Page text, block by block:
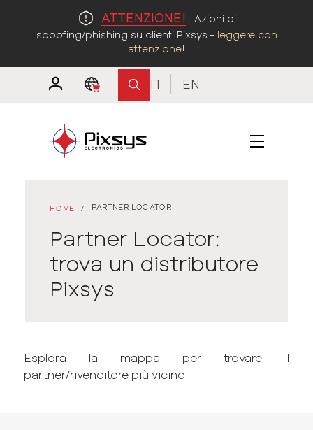
ATTENZIONE!
Azioni di
spoofing/phishing su clienti Pixsys – leggere con
attenzione!
IT EN
HOME / PARTNER LOCATOR
Partner Locator:
trova un distributore
Pixsys
Esplora la mappa per trovare il
partner/rivenditore più vicino